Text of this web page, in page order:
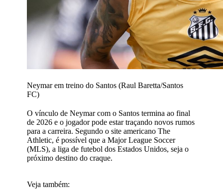
Neymar em treino do Santos (Raul Baretta/Santos
FC)
O vínculo de Neymar com o Santos termina ao final
de 2026 e o jogador pode estar traçando novos rumos
para a carreira. Segundo o site americano The
Athletic, é possível que a Major League Soccer
(MLS), a liga de futebol dos Estados Unidos, seja o
próximo destino do craque.
Veja também: